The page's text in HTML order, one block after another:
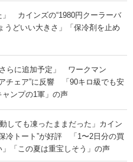
」 カインズの“1980円クーラーバ
うどいい大きさ」「保冷剤を止め
さらに追加予定」 ワークマン
チェア”に反響 「90キロ級でも安
ンプの1軍」の声
しても凍ったままだった」カイン
冷トート”が好評 「1〜2日分の買
「この夏は重宝しそう」の声